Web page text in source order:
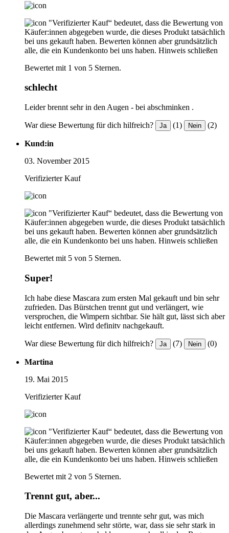
"Verifizierter Kauf“ bedeutet, dass die Bewertung von
Käufer:innen abgegeben wurde, die dieses Produkt tatsächlich
bei uns gekauft haben. Bewerten können aber grundsätzlich
alle, die ein Kundenkonto bei uns haben. Hinweis schließen
Bewertet mit 1 von 5 Sternen.
schlecht
Leider brennt sehr in den Augen - bei abschminken .
War diese Bewertung für dich hilfreich? Ja (1) Nein (2)
Kund:in
03. November 2015
Verifizierter Kauf
"Verifizierter Kauf“ bedeutet, dass die Bewertung von
Käufer:innen abgegeben wurde, die dieses Produkt tatsächlich
bei uns gekauft haben. Bewerten können aber grundsätzlich
alle, die ein Kundenkonto bei uns haben. Hinweis schließen
Bewertet mit 5 von 5 Sternen.
Super!
Ich habe diese Mascara zum ersten Mal gekauft und bin sehr
zufrieden. Das Bürstchen trennt gut und verlängert, wie
versprochen, die Wimpern sichtbar. Sie hält gut, lässt sich aber
leicht entfernen. Wird definitv nachgekauft.
War diese Bewertung für dich hilfreich? Ja (7) Nein (0)
Martina
19. Mai 2015
Verifizierter Kauf
"Verifizierter Kauf“ bedeutet, dass die Bewertung von
Käufer:innen abgegeben wurde, die dieses Produkt tatsächlich
bei uns gekauft haben. Bewerten können aber grundsätzlich
alle, die ein Kundenkonto bei uns haben. Hinweis schließen
Bewertet mit 2 von 5 Sternen.
Trennt gut, aber...
Die Mascara verlängerte und trennte sehr gut, was mich
allerdings zunehmend sehr störte, war, dass sie sehr stark in